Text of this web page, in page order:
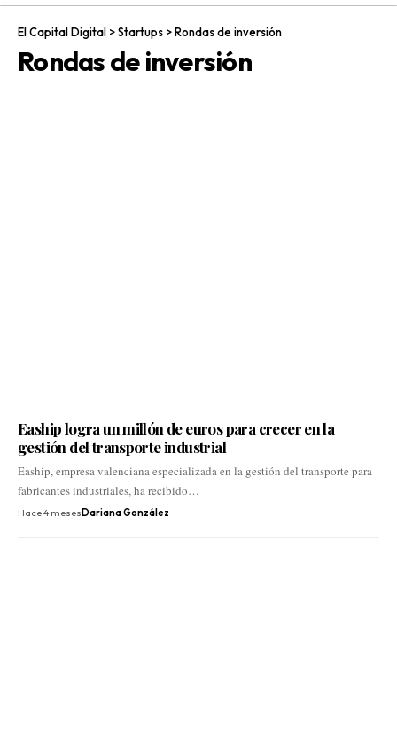
El Capital Digital >Startups >Rondas de inversión
Rondas de inversión
Eaship logra un millón de euros para crecer en la
gestión del transporte industrial
Eaship, empresa valenciana especializada en la gestión del transporte para
fabricantes industriales, ha recibido…
Hace 4 meses Dariana González